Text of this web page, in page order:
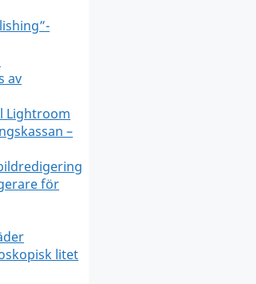
av
Lightroom
–
för
litet